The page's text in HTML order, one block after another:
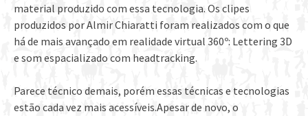
material produzido com essa tecnologia. Os clipes
produzidos por Almir Chiaratti foram realizados com o que
há de mais avançado em realidade virtual 360º: Lettering 3D
e som espacializado com headtracking.
Parece técnico demais, porém essas técnicas e tecnologias
estão cada vez mais acessíveis.Apesar de novo, o